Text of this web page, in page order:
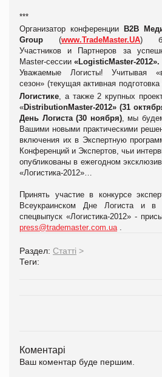
***
Организатор конференции
В2В
Group (www.TradeMaster.UA)
Участников и Партнеров за
Master-сессии «LogisticMaster-2012».
Уважаемые Логисты! Учитывая
сезон» (текущая активная
Логистике , а также 2 крупных
«DistributionMaster-2012» (31
День Логиста (30 ноября), мы
Вашими новыми практическими
включения их в Экспертную
Конференций и Экспертов, чьи
опубликованы в ежегодном
«Логистика-2012»…
Принять участие в конкурсе
Всеукраинском Дне Логиста и в
спецвыпуск «Логистика-2012» -
press@trademaster com ua
Раздел: Статті >
Теги:
Коментарі
Ваш коментар буде першим.